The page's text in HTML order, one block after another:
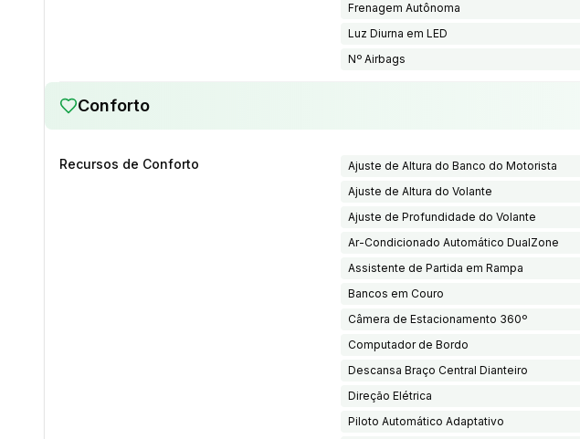
Frenagem Autônoma
Luz Diurna em LED
Nº Airbags
Conforto
Recursos de Conforto
Ajuste de Altura do Banco do Motorista
Ajuste de Altura do Volante
Ajuste de Profundidade do Volante
Ar-Condicionado Automático DualZone
Assistente de Partida em Rampa
Bancos em Couro
Câmera de Estacionamento 360º
Computador de Bordo
Descansa Braço Central Dianteiro
Direção Elétrica
Piloto Automático Adaptativo